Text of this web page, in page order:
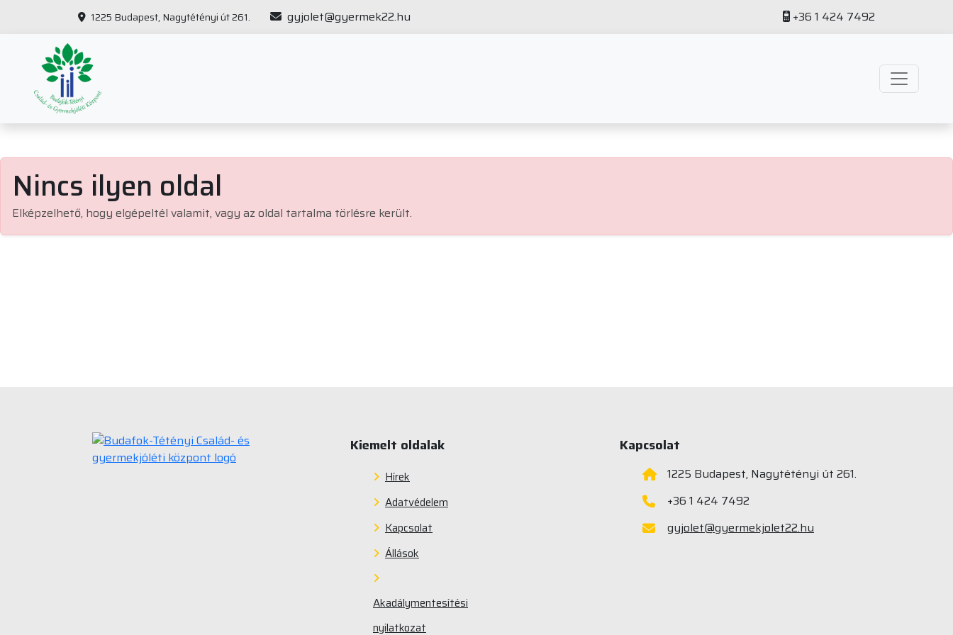
1225 Budapest, Nagytétényi út 261. gyjolet@gyermek22.hu +36 1 424 7492
Nincs ilyen oldal
Elképzelhető, hogy elgépeltél valamit, vagy az oldal tartalma törlésre került.
Kiemelt oldalak
Hírek
Adatvédelem
Kapcsolat
Állások
Akadálymentesítési
nyilatkozat
Kapcsolat
1225 Budapest, Nagytétényi út 261.
+36 1 424 7492
gyjolet@gyermekjolet22.hu